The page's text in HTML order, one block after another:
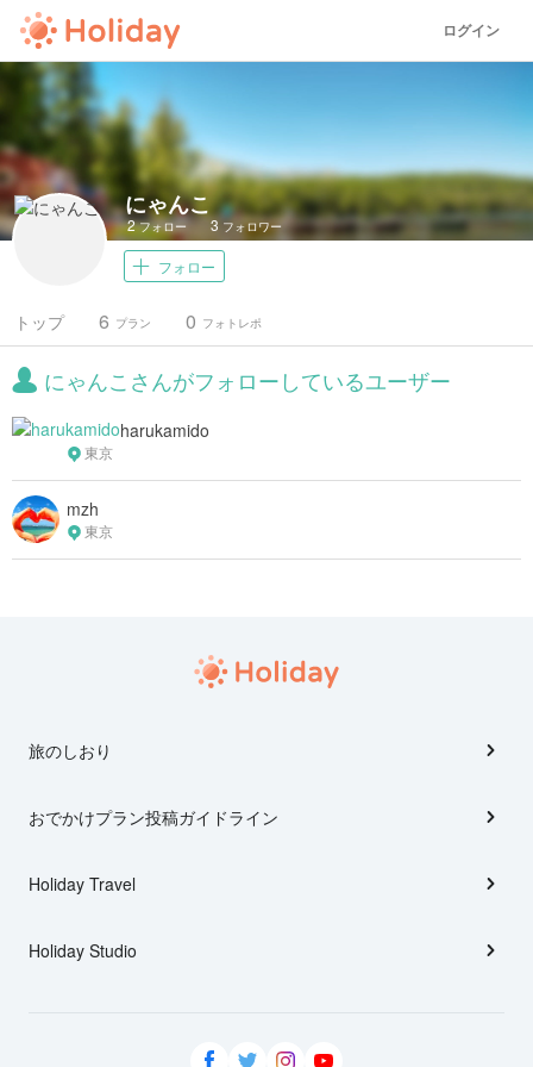
ログイン
にゃんこ
2フォロー 3 フォロワー
フォロー
トップ プラン
6 フォトレポ
0
にゃんこさんがフォローしているユーザー
harukamido
東京
mzh
東京
旅のしおり
おでかけプラン投稿ガイドライン
Holiday Travel
Holiday Studio